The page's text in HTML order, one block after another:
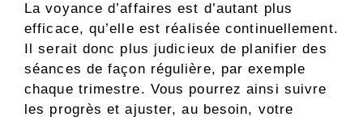
La voyance d’affaires est d’autant plus
efficace, qu’elle est réalisée continuellement.
Il serait donc plus judicieux de planifier des
séances de façon régulière, par exemple
chaque trimestre. Vous pourrez ainsi suivre
les progrès et ajuster, au besoin, votre